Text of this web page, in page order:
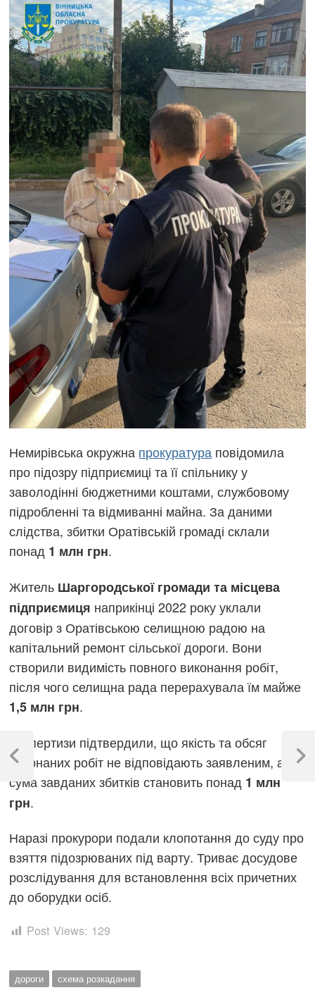
Немирівська окружна прокуратура повідомила
про підозру підприємиці та її спільнику у
заволодінні бюджетними коштами, службовому
підробленні та відмиванні майна. За даними
слідства, збитки Оратівській громаді склали
понад 1 млн грн.
Житель Шаргородської громади та місцева
підприємиця наприкінці 2022 року уклали
договір з Оратівською селищною радою на
капітальний ремонт сільської дороги. Вони
створили видимість повного виконання робіт,
після чого селищна рада перерахувала їм майже
1,5 млн грн.
Експертизи підтвердили, що якість та обсяг
виконаних робіт не відповідають заявленим, а
сума завданих збитків становить понад 1 млн
грн.
Наразі прокурори подали клопотання до суду про
взяття підозрюваних під варту. Триває досудове
розслідування для встановлення всіх причетних
до оборудки осіб.
Post Views: 129
дороги схема розкадання
Навігація
записів
Previous
Next